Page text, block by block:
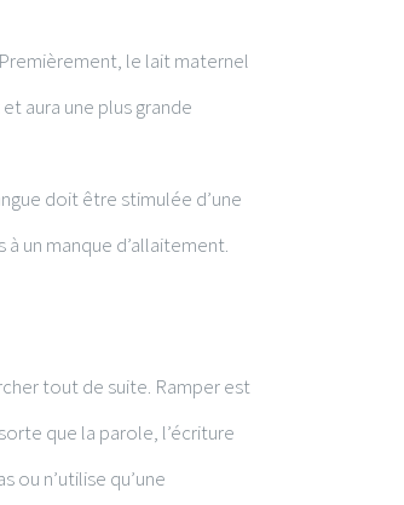
le lait maternel
aura une plus grande
doit être stimulée d’une
un manque d’allaitement.
tout de suite. Ramper est
que la parole, l’écriture
ou n’utilise qu’une